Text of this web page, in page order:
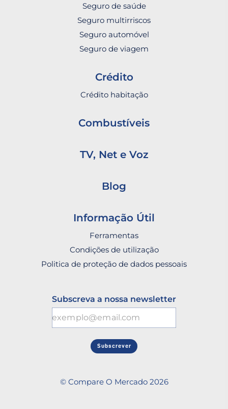
Seguro de saúde
Seguro multirriscos
Seguro automóvel
Seguro de viagem
Crédito
Crédito habitação
Combustíveis
TV, Net e Voz
Blog
Informação Útil
Ferramentas
Condições de utilização
Politica de proteção de dados pessoais
Subscreva a nossa newsletter
Subscrever
© Compare O Mercado 2026